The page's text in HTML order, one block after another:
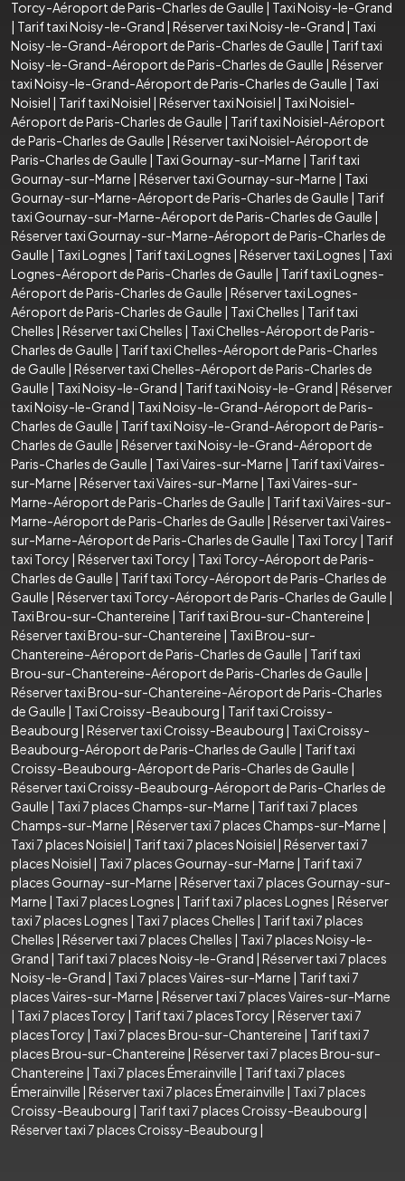
Torcy-Aéroport de Paris-Charles de Gaulle | Taxi Noisy-le-Grand
| Tarif taxi Noisy-le-Grand | Réserver taxi Noisy-le-Grand | Taxi
Noisy-le-Grand-Aéroport de Paris-Charles de Gaulle | Tarif taxi
Noisy-le-Grand-Aéroport de Paris-Charles de Gaulle | Réserver
taxi Noisy-le-Grand-Aéroport de Paris-Charles de Gaulle | Taxi
Noisiel | Tarif taxi Noisiel | Réserver taxi Noisiel | Taxi Noisiel-
Aéroport de Paris-Charles de Gaulle | Tarif taxi Noisiel-Aéroport
de Paris-Charles de Gaulle | Réserver taxi Noisiel-Aéroport de
Paris-Charles de Gaulle | Taxi Gournay-sur-Marne | Tarif taxi
Gournay-sur-Marne | Réserver taxi Gournay-sur-Marne | Taxi
Gournay-sur-Marne-Aéroport de Paris-Charles de Gaulle | Tarif
taxi Gournay-sur-Marne-Aéroport de Paris-Charles de Gaulle |
Réserver taxi Gournay-sur-Marne-Aéroport de Paris-Charles de
Gaulle | Taxi Lognes | Tarif taxi Lognes | Réserver taxi Lognes | Taxi
Lognes-Aéroport de Paris-Charles de Gaulle | Tarif taxi Lognes-
Aéroport de Paris-Charles de Gaulle | Réserver taxi Lognes-
Aéroport de Paris-Charles de Gaulle | Taxi Chelles | Tarif taxi
Chelles | Réserver taxi Chelles | Taxi Chelles-Aéroport de Paris-
Charles de Gaulle | Tarif taxi Chelles-Aéroport de Paris-Charles
de Gaulle | Réserver taxi Chelles-Aéroport de Paris-Charles de
Gaulle | Taxi Noisy-le-Grand | Tarif taxi Noisy-le-Grand | Réserver
taxi Noisy-le-Grand | Taxi Noisy-le-Grand-Aéroport de Paris-
Charles de Gaulle | Tarif taxi Noisy-le-Grand-Aéroport de Paris-
Charles de Gaulle | Réserver taxi Noisy-le-Grand-Aéroport de
Paris-Charles de Gaulle | Taxi Vaires-sur-Marne | Tarif taxi Vaires-
sur-Marne | Réserver taxi Vaires-sur-Marne | Taxi Vaires-sur-
Marne-Aéroport de Paris-Charles de Gaulle | Tarif taxi Vaires-sur-
Marne-Aéroport de Paris-Charles de Gaulle | Réserver taxi Vaires-
sur-Marne-Aéroport de Paris-Charles de Gaulle | Taxi Torcy | Tarif
taxi Torcy | Réserver taxi Torcy | Taxi Torcy-Aéroport de Paris-
Charles de Gaulle | Tarif taxi Torcy-Aéroport de Paris-Charles de
Gaulle | Réserver taxi Torcy-Aéroport de Paris-Charles de Gaulle |
Taxi Brou-sur-Chantereine | Tarif taxi Brou-sur-Chantereine |
Réserver taxi Brou-sur-Chantereine | Taxi Brou-sur-
Chantereine-Aéroport de Paris-Charles de Gaulle | Tarif taxi
Brou-sur-Chantereine-Aéroport de Paris-Charles de Gaulle |
Réserver taxi Brou-sur-Chantereine-Aéroport de Paris-Charles
de Gaulle | Taxi Croissy-Beaubourg | Tarif taxi Croissy-
Beaubourg | Réserver taxi Croissy-Beaubourg | Taxi Croissy-
Beaubourg-Aéroport de Paris-Charles de Gaulle | Tarif taxi
Croissy-Beaubourg-Aéroport de Paris-Charles de Gaulle |
Réserver taxi Croissy-Beaubourg-Aéroport de Paris-Charles de
Gaulle | Taxi 7 places Champs-sur-Marne | Tarif taxi 7 places
Champs-sur-Marne | Réserver taxi 7 places Champs-sur-Marne |
Taxi 7 places Noisiel | Tarif taxi 7 places Noisiel | Réserver taxi 7
places Noisiel | Taxi 7 places Gournay-sur-Marne | Tarif taxi 7
places Gournay-sur-Marne | Réserver taxi 7 places Gournay-sur-
Marne | Taxi 7 places Lognes | Tarif taxi 7 places Lognes | Réserver
taxi 7 places Lognes | Taxi 7 places Chelles | Tarif taxi 7 places
Chelles | Réserver taxi 7 places Chelles | Taxi 7 places Noisy-le-
Grand | Tarif taxi 7 places Noisy-le-Grand | Réserver taxi 7 places
Noisy-le-Grand | Taxi 7 places Vaires-sur-Marne | Tarif taxi 7
places Vaires-sur-Marne | Réserver taxi 7 places Vaires-sur-Marne
| Taxi 7 placesTorcy | Tarif taxi 7 placesTorcy | Réserver taxi 7
placesTorcy | Taxi 7 places Brou-sur-Chantereine | Tarif taxi 7
places Brou-sur-Chantereine | Réserver taxi 7 places Brou-sur-
Chantereine | Taxi 7 places Émerainville | Tarif taxi 7 places
Émerainville | Réserver taxi 7 places Émerainville | Taxi 7 places
Croissy-Beaubourg | Tarif taxi 7 places Croissy-Beaubourg |
Réserver taxi 7 places Croissy-Beaubourg |